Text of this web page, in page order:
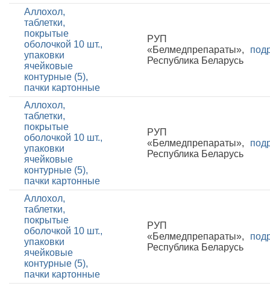
Аллохол,
таблетки,
покрытые
оболочкой 10 шт.,
упаковки
ячейковые
контурные (5),
пачки картонные
РУП
«Белмедпрепараты»,
Республика Беларусь
Аллохол,
таблетки,
покрытые
оболочкой 10 шт.,
упаковки
ячейковые
контурные (5),
пачки картонные
РУП
«Белмедпрепараты»,
Республика Беларусь
Аллохол,
таблетки,
покрытые
оболочкой 10 шт.,
упаковки
ячейковые
контурные (5),
пачки картонные
РУП
«Белмедпрепараты»,
Республика Беларусь